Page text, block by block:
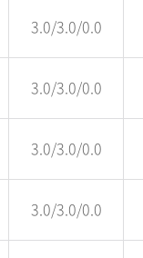
3.0/3.0/0.0
3.0/3.0/0.0
3.0/3.0/0.0
3.0/3.0/0.0